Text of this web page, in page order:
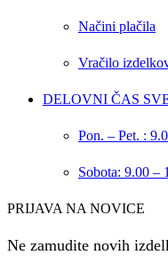
Načini plačila
Vračilo
DELOVNI ČAS
Pon. – Pet. :
Sobota: 9.00 –
PRIJAVA NA NOVICE
Ne zamudite novih